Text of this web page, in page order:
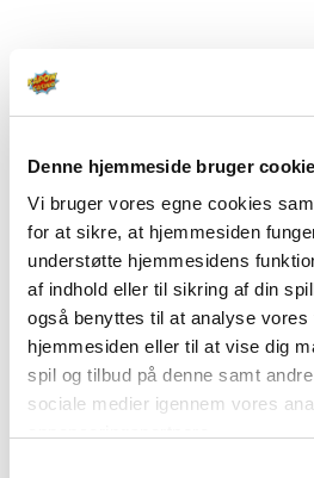
Denne hjemmeside bruger
Vi bruger vores egne cookies
for at sikre, at hjemmesiden
understøtte hjemmesidens
af indhold eller til sikring af din
også benyttes til at analyse vores
hjemmesiden eller til at vise dig
spil og tilbud på denne samt
sociale medier igennem vores